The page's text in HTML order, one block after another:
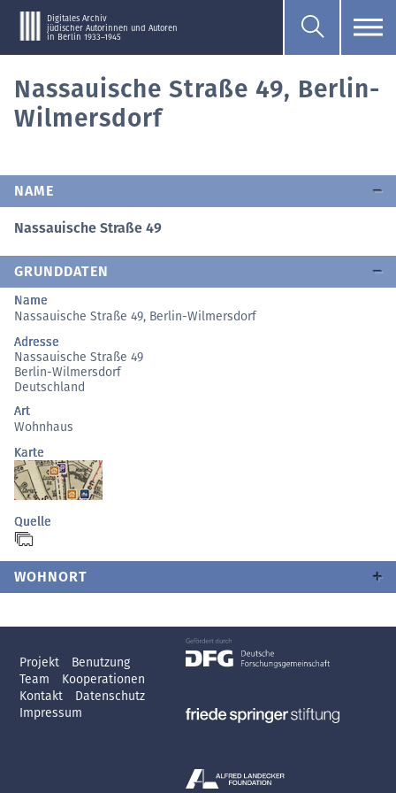
Digitales Archiv
jüdischer Autorinnen und Autoren
in Berlin 1933–1945
Nassauische Straße 49, Berlin-
Wilmersdorf
NAME
Nassauische Straße 49
GRUNDDATEN
Name
Nassauische Straße 49, Berlin-Wilmersdorf
Adresse
Nassauische Straße 49
Berlin-Wilmersdorf
Deutschland
Art
Wohnhaus
Karte
Quelle
WOHNORT
Projekt
Benutzung
Team
Kooperationen
Kontakt
Datenschutz
Impressum